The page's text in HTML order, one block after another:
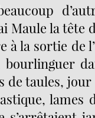
Maule la tête
à la sortie de
de taules,
lames